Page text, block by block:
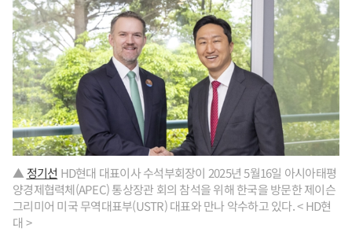
▲ 정기선 HD현대 대표이사 수석부회장이 2025년 5월16일 아시아태평
양경제협력체(APEC) 통상장관 회의 참석을 위해 한국을 방문한 제이슨
그리미어 미국 무역대표부(USTR) 대표와 만나 악수하고 있다. < HD현
대 >